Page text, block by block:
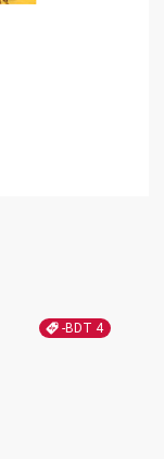
-BDT 4